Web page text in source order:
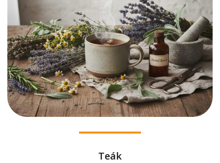
Teák